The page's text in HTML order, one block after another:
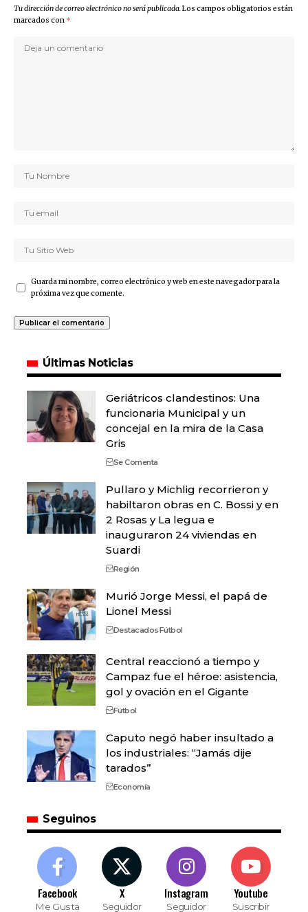
Tu dirección de correo electrónico no será publicada.Los campos obligatorios están
marcados con *
Guarda mi nombre, correo electrónico y web en este navegador para la
próxima vez que comente.
Últimas Noticias
Geriátricos clandestinos: Una
funcionaria Municipal y un
concejal en la mira de la Casa
Gris
Se Comenta
Pullaro y Michlig recorrieron y
habiltaron obras en C. Bossi y en
2 Rosas y La legua e
inauguraron 24 viviendas en
Suardi
Región
Murió Jorge Messi, el papá de
Lionel Messi
DestacadosFútbol
Central reaccionó a tiempo y
Campaz fue el héroe: asistencia,
gol y ovación en el Gigante
Fútbol
Caputo negó haber insultado a
los industriales: “Jamás dije
tarados”
Economía
Seguinos
Facebook
Me Gusta
X
Seguidor
Instagram
Seguidor
Youtube
Suscribir